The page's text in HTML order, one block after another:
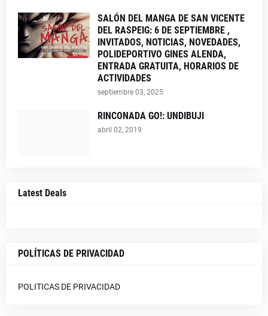
SALÓN DEL MANGA DE SAN VICENTE
DEL RASPEIG: 6 DE SEPTIEMBRE ,
INVITADOS, NOTICIAS, NOVEDADES,
POLIDEPORTIVO GINES ALENDA,
ENTRADA GRATUITA, HORARIOS DE
ACTIVIDADES
septiembre 03, 2025
RINCONADA GO!: UNDIBUJI
abril 02, 2019
Latest Deals
POLÍTICAS DE PRIVACIDAD
POLITICAS DE PRIVACIDAD